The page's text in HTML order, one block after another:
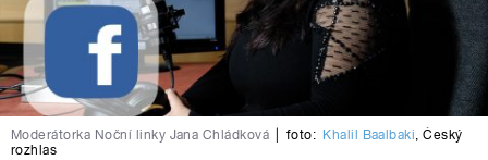
Moderátorka Noční linky Jana Chládková foto: Khalil Baalbaki,Český
rozhlas